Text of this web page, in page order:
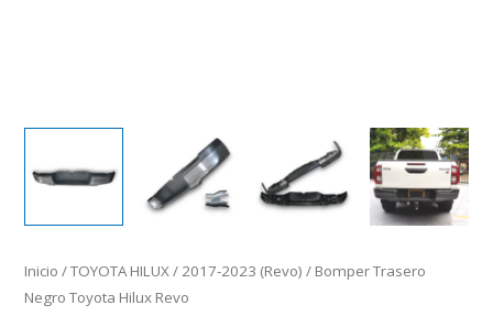
Inicio /TOYOTA HILUX/ 2017-2023 (Revo) / Bomper Trasero
Negro Toyota Hilux Revo